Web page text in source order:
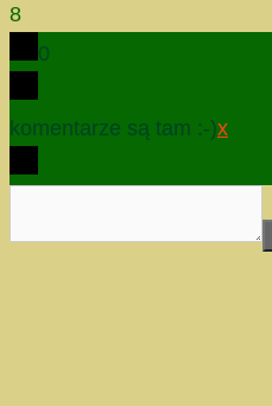
8
0
komentarze są tam :-)x